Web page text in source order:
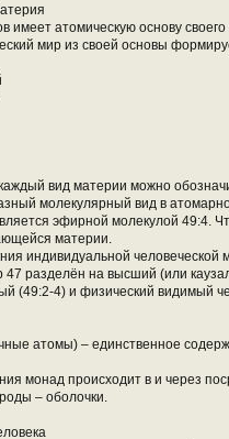
имеет атомическую основу своего
мир из своей основы
вид материи можно
молекулярный вид в
эфирной молекулой 49:4.
материи.
индивидуальной
разделён на высший (или
(49:2-4) и физический видимый
атомы) – единственное
монад происходит в и через
– оболочки.